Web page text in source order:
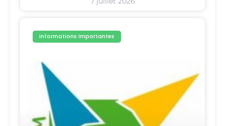
Informations Importantes